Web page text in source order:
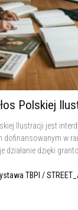
Polskiej
Ilustracji jest
w
działanie dzięki
TBPI /